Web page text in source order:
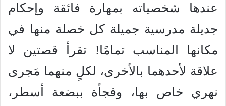
عندها شخصياته بمهارة فائقة وإحكام
جديلة مدرسية جميلة كل خصلة منها في
مكانها المناسب تمامًا! تقرأ قصتين لا
علاقة لأحدهما بالأخرى، لكلٍ منهما مَجرى
نهري خاص بها، وفجأة ببضعة أسطر،